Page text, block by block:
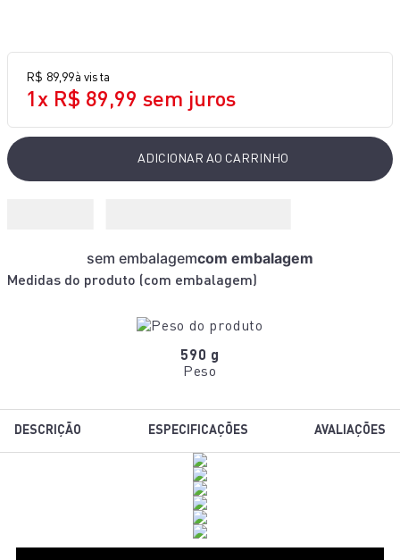
R$ 89 99à vista
1x R$ 89,99 sem juros
ADICIONAR AO CARRINHO
Medidas do produto (com embalagem)
sem embalagemcom embalagem
590 g
Peso
DESCRIÇÃO ESPECIFICAÇÕES AVALIAÇÕES